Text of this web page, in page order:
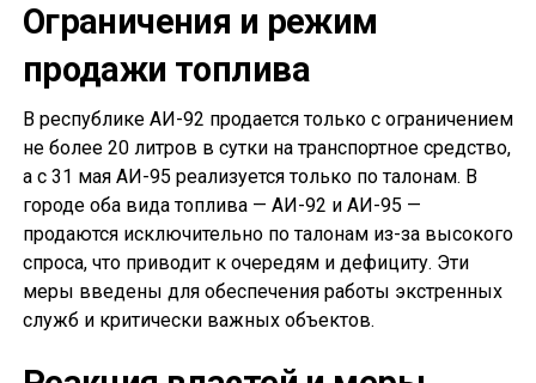
Ограничения и режим
продажи топлива
В республике АИ-92 продается только с ограничением
не более 20 литров в сутки на транспортное средство,
а с 31 мая АИ-95 реализуется только по талонам. В
городе оба вида топлива — АИ-92 и АИ-95 —
продаются исключительно по талонам из-за высокого
спроса, что приводит к очередям и дефициту. Эти
меры введены для обеспечения работы экстренных
служб и критически важных объектов.